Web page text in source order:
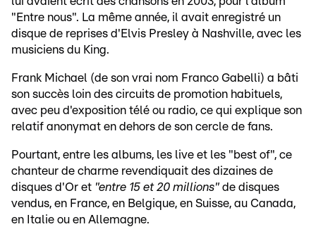
"Entre nous". La même année, il avait enregistré un
disque de reprises d'Elvis Presley à Nashville, avec les
musiciens du King.
Frank Michael (de son vrai nom Franco Gabelli) a bâti
son succès loin des circuits de promotion habituels,
avec peu d'exposition télé ou radio, ce qui explique son
relatif anonymat en dehors de son cercle de fans.
Pourtant, entre les albums, les live et les "best of", ce
chanteur de charme revendiquait des dizaines de
disques d'Or et "entre 15 et 20 millions" de disques
vendus, en France, en Belgique, en Suisse, au Canada,
en Italie ou en Allemagne.